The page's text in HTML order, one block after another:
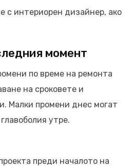
с интериорен дизайнер, ако
момент
по време на ремонта
на сроковете и
Малки промени днес могат
утре.
преди началото на